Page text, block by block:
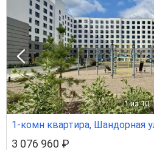
1 из 10
1-комн квартира, Шандорная
3 076 960 ₽